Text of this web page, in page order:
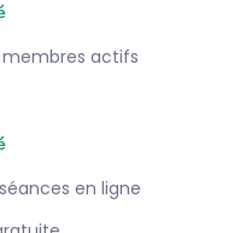
membres actifs
en ligne